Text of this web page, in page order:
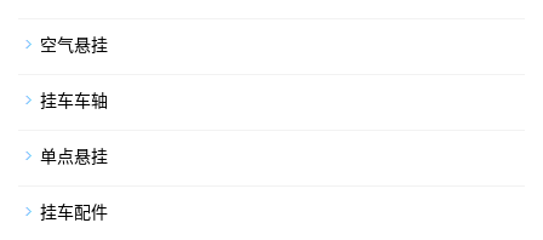
空气悬挂
挂车车轴
单点悬挂
挂车配件